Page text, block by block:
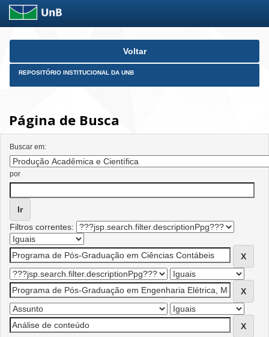
Skip
Voltar
REPOSITÓRIO INSTITUCIONAL DA UNB
Página de Busca
Buscar em:
por
Filtros correntes: